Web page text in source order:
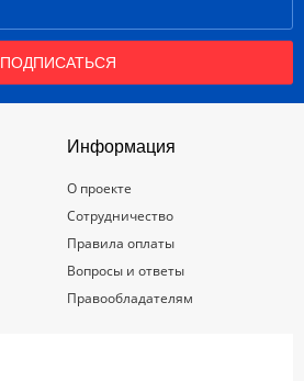
ПОДПИСАТЬСЯ
Информация
О проекте
Сотрудничество
Правила оплаты
Вопросы и ответы
Правообладателям